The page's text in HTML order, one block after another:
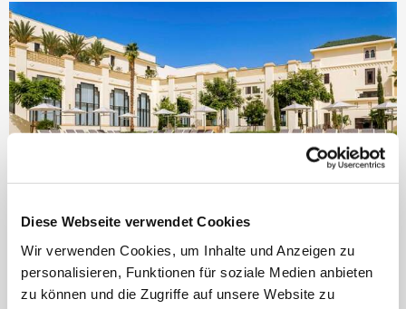
Diese Webseite verwendet Cookies
Wir verwenden Cookies, um Inhalte und Anzeigen zu
personalisieren, Funktionen für soziale Medien anbieten
zu können und die Zugriffe auf unsere Website zu
Fairmont Tazi Palace Tangier